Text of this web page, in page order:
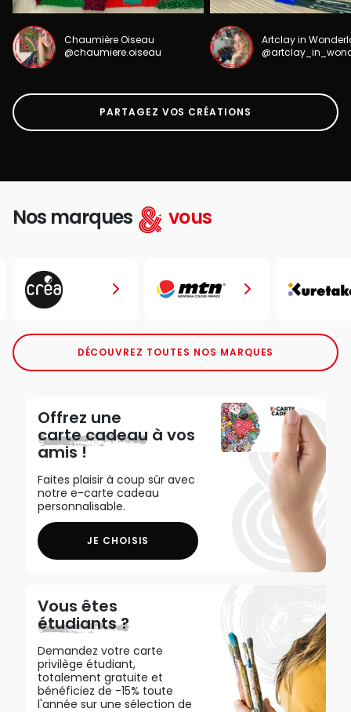
Chaumière Oiseau
@chaumiere.oiseau
Artclay in
PARTAGEZ VOS CRÉATIONS
Nos marques vous
DÉCOUVREZ TOUTES NOS MARQUES
Offrez une
carte cadeau à vos
amis !
Faites plaisir à coup sûr avec
notre e-carte cadeau
personnalisable.
JE CHOISIS
Vous êtes
étudiants ?
Demandez votre carte
privilège étudiant,
totalement gratuite et
bénéficiez de -15% toute
l'année sur une sélection de